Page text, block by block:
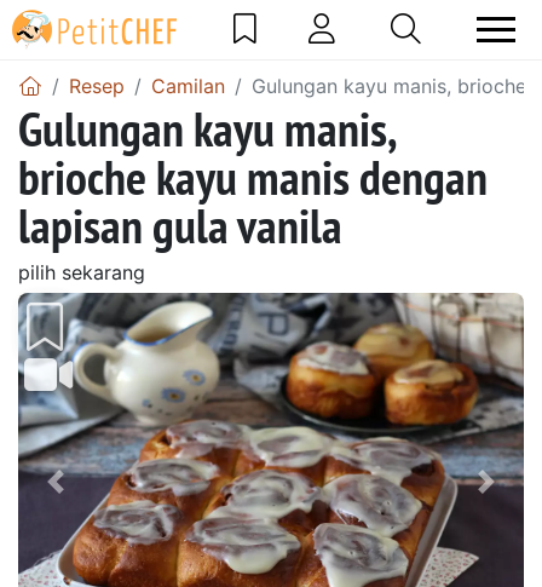
Resep Camilan Gulungan kayu manis, brioche
Gulungan kayu manis,
brioche kayu manis dengan
lapisan gula vanila
pilih sekarang
Sebelumnya